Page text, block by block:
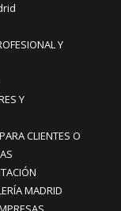
Y
Y
CLIENTES O
MADRID